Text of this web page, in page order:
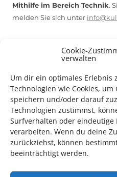
Cookie-
verwalten
Um dir ein optimales Erlebnis
Technologien wie Cookies,
speichern und/oder darauf
Technologien zustimmst,
Surfverhalten oder eindeutige
verarbeiten. Wenn du deine
zurückziehst, können
beeinträchtigt werden.
Mithilfe im Bereich Technik.
melden Sie sich unter
*KULTURTIPP SOMMERPAUSE: